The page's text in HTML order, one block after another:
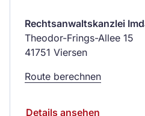
Rechtsanwaltskanzlei
Theodor-Frings-Allee 15
41751 Viersen
Route berechnen
Details ansehen